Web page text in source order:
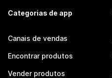
Categorias de app
Canais de vendas
Encontrar produtos
Vender produtos